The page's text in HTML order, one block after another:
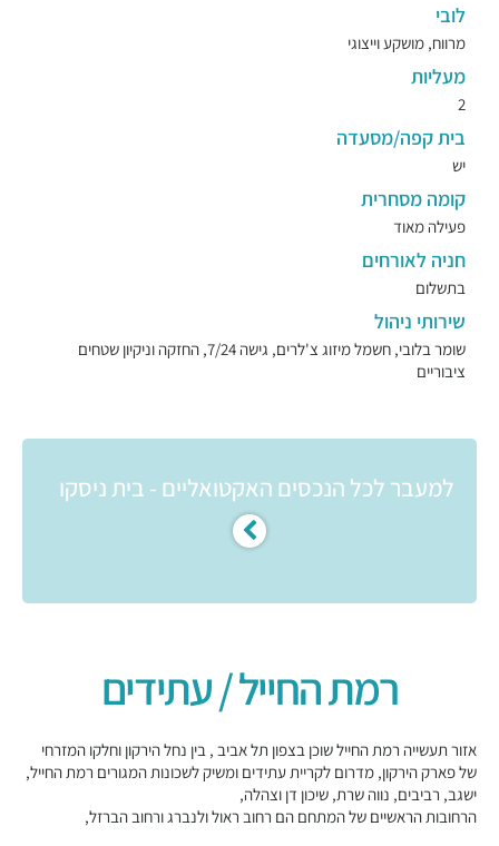
לובי
מרווח, מושקע וייצוגי
מעליות
2
בית קפה/מסעדה
יש
קומה מסחרית
פעילה מאוד
חניה לאורחים
בתשלום
שירותי ניהול
שומר בלובי, חשמל מיזוג צ'לרים, גישה 7/24, החזקה וניקיון שטחים
ציבוריים
למעבר לכל הנכסים האקטואליים - בית ניסקו
רמת החייל / עתידים
אזור תעשייה רמת החייל שוכן בצפון תל אביב , בין נחל הירקון וחלקו המזרחי
של פארק הירקון, מדרום לקריית עתידים ומשיק לשכונות המגורים רמת החייל,
ישגב, רביבים, נווה שרת, שיכון דן וצהלה,
הרחובות הראשיים של המתחם הם רחוב ראול ולנברג ורחוב הברזל,